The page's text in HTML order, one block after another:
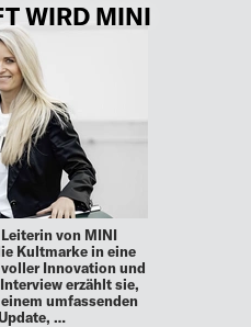
WIRD MINI
von MINI
Kultmarke in eine
Innovation und
erzählt sie,
umfassenden
…